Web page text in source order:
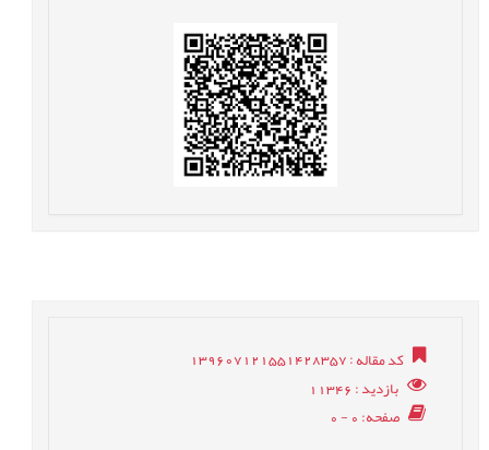
کد مقاله: 139607121551428357
بازدید: 11346
صفحه: 0 - 0